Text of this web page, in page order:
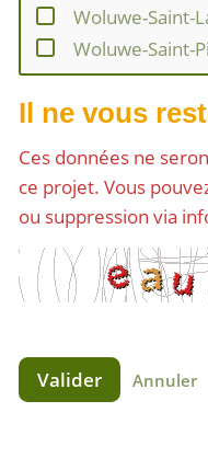
Woluwe-Saint-
Woluwe-Saint-
Il ne vous
Ces données ne
ce projet. Vous
ou suppression via
Valider Annuler